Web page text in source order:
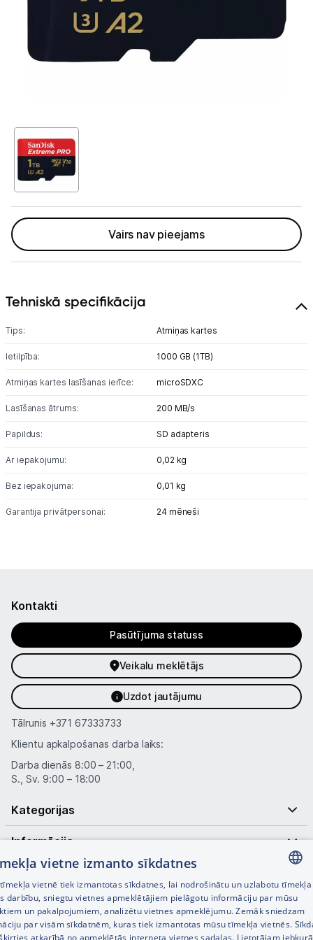
GAMING pasaule >
Portatīvie datori un piederumi
Audio
Spēļu konsoles un piederumi
Datu nesēji
Ārējie cietie diski
Atmiņas kartes
Atmiņas karšu lasītāji
Projektori un ekrāni
Biroja piederumi
Telefoni, planšetdatori
Akumulatori (Power bank)
Auto telefona turētāji
Lādētāji, kabeļi un adapteri
Planšetdatori un aksesuāri
Piederumi
Stacionārie un bezvadu telefoni
Viedierīces
Skaistumkopšana
Vairs nav pieejams
Tehniskā specifikācija
Tips: Atmiņas kartes
Ietilpība: 1000 GB (1TB)
Atmiņas kartes lasīšanas ierīce: microSDXC
Lasīšanas ātrums: 200 MB/s
Papildus: SD adapteris
Ar iepakojumu: 0,02 kg
Bez iepakojuma: 0,01 kg
Garantija privātpersonai: 24 mēneši
Kontakti
Pasūtījuma statuss
Veikalu meklētājs
Uzdot jautājumu
Tālrunis +371 67333733
Klientu apkalpošanas darba laiks:
Darba dienās 8:00 – 21:00,
S., Sv. 9:00 – 18:00
Kategorijas
Informācija
Noderīgas saites
LATVIAN
RUSSIAN
vietne izmanto sīkdatnes
vietnē tiek izmantotas sīkdatnes, lai nodrošinātu un uzlabotu tīmekļa
darbību, sniegtu vietnes apmeklētājiem pielāgotu informāciju par mūsu
un pakalpojumiem, analizētu vietnes apmeklējumu. Zemāk sniedzam
par visām sīkdatnēm, kuras tiek izmantotas mūsu tīmekļa vietnēs.
atkarībā no apmeklētās interneta vietnes sadaļas. Lietotājam